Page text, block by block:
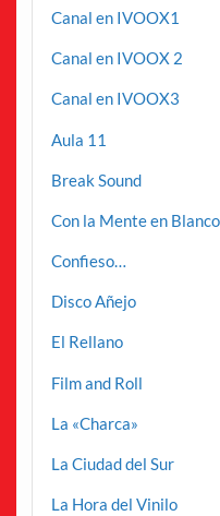
Canal en IVOOX1
Canal en IVOOX 2
Canal en IVOOX3
Aula 11
Break Sound
Con la Mente en Blanco
Confieso…
Disco Añejo
El Rellano
Film and Roll
La «Charca»
La Ciudad del Sur
La Hora del Vinilo